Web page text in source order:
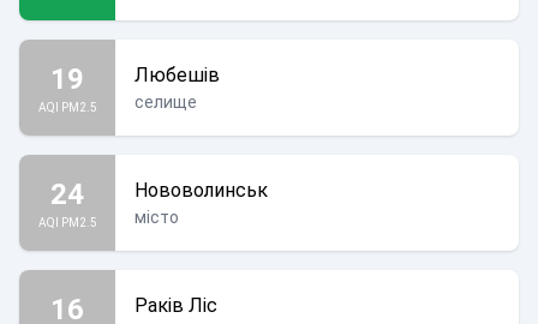
19
AQI PM2.5
Любешів
селище
24
AQI PM2.5
Нововолинськ
місто
16 Раків Ліс